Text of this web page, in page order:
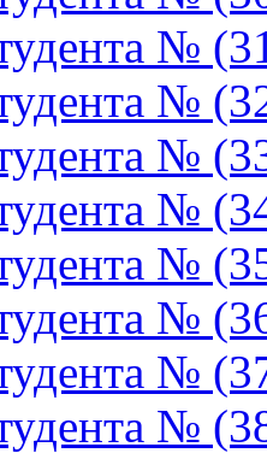
№
№
№
№
№
№
№
№